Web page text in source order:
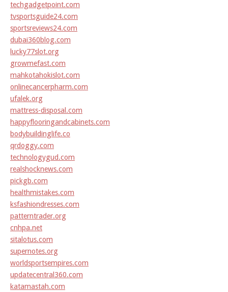
techgadgetpoint.com
tvsportsguide24.com
sportsreviews24.com
dubai360blog.com
lucky77slot.org
growmefast.com
mahkotahokislot.com
onlinecancerpharm.com
ufalek.org
mattress-disposal.com
happyflooringandcabinets.com
bodybuildinglife.co
qrdoggy.com
technologygud.com
realshocknews.com
pickgb.com
healthmistakes.com
ksfashiondresses.com
patterntrader.org
cnhpa.net
sitalotus.com
supernotes.org
worldsportsempires.com
updatecentral360.com
katamastah.com